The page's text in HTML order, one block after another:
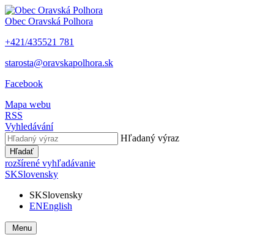
Obec Oravská Polhora
+421/435521 781
starosta@oravskapolhora.sk
Facebook
Mapa webu
RSS
Vyhledávání
Hľadaný výraz
Hľadať
rozšírené vyhľadávanie
SKSlovensky
SKSlovensky
ENEnglish
Menu